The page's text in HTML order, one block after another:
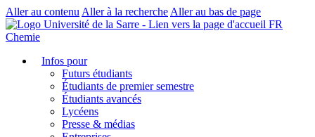
Aller au contenu Aller à la recherche Aller au bas de page
FR
Chemie
Infos pour
Futurs étudiants
Étudiants de premier semestre
Étudiants avancés
Lycéens
Presse & médias